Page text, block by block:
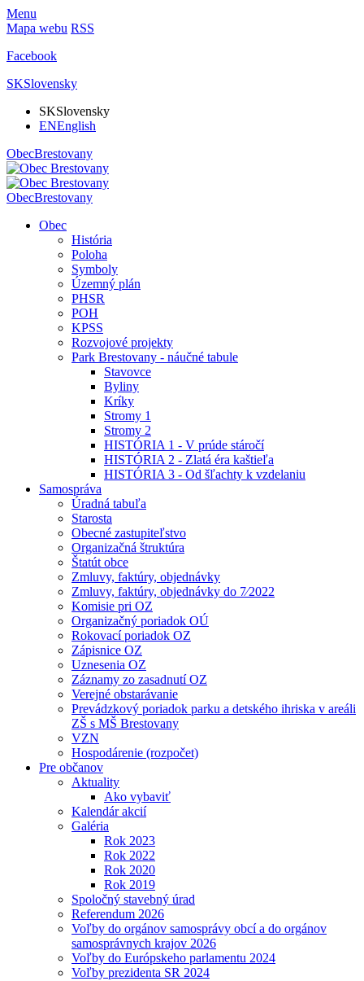
Menu
Mapa webu RSS
Facebook
SKSlovensky
SKSlovensky
ENEnglish
ObecBrestovany
ObecBrestovany
Obec
História
Poloha
Symboly
Územný plán
PHSR
POH
KPSS
Rozvojové projekty
Park Brestovany - náučné tabule
Stavovce
Byliny
Kríky
Stromy 1
Stromy 2
HISTÓRIA 1 - V prúde stáročí
HISTÓRIA 2 - Zlatá éra kaštieľa
HISTÓRIA 3 - Od šľachty k vzdelaniu
Samospráva
Úradná tabuľa
Starosta
Obecné zastupiteľstvo
Organizačná štruktúra
Štatút obce
Zmluvy, faktúry, objednávky
Zmluvy, faktúry, objednávky do 7⁄2022
Komisie pri OZ
Organizačný poriadok OÚ
Rokovací poriadok OZ
Zápisnice OZ
Uznesenia OZ
Záznamy zo zasadnutí OZ
Verejné obstarávanie
Prevádzkový poriadok parku a detského ihriska v areáli
ZŠ s MŠ Brestovany
VZN
Hospodárenie (rozpočet)
Pre občanov
Aktuality
Ako vybaviť
Kalendár akcií
Galéria
Rok 2023
Rok 2022
Rok 2020
Rok 2019
Spoločný stavebný úrad
Referendum 2026
Voľby do orgánov samosprávy obcí a do orgánov
samosprávnych krajov 2026
Voľby do Európskeho parlamentu 2024
Voľby prezidenta SR 2024